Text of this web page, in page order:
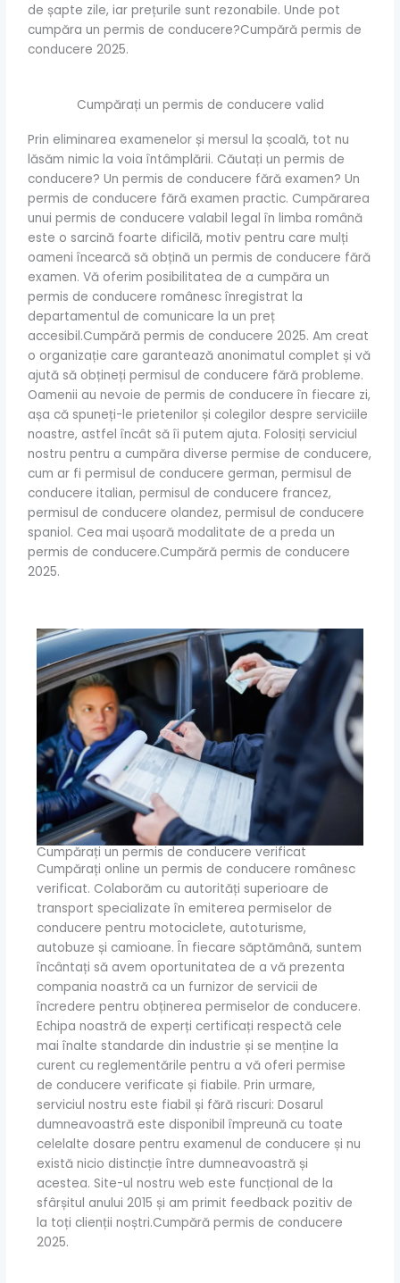
de șapte zile, iar prețurile sunt rezonabile. Unde pot
cumpăra un permis de conducere?Cumpără permis de
conducere 2025.
Cumpărați un permis de conducere valid
Prin eliminarea examenelor și mersul la școală, tot nu
lăsăm nimic la voia întâmplării. Căutați un permis de
conducere? Un permis de conducere fără examen? Un
permis de conducere fără examen practic. Cumpărarea
unui permis de conducere valabil legal în limba română
este o sarcină foarte dificilă, motiv pentru care mulți
oameni încearcă să obțină un permis de conducere fără
examen. Vă oferim posibilitatea de a cumpăra un
permis de conducere românesc înregistrat la
departamentul de comunicare la un preț
accesibil.Cumpără permis de conducere 2025. Am creat
o organizație care garantează anonimatul complet și vă
ajută să obțineți permisul de conducere fără probleme.
Oamenii au nevoie de permis de conducere în fiecare zi,
așa că spuneți-le prietenilor și colegilor despre serviciile
noastre, astfel încât să îi putem ajuta. Folosiți serviciul
nostru pentru a cumpăra diverse permise de conducere,
cum ar fi permisul de conducere german, permisul de
conducere italian, permisul de conducere francez,
permisul de conducere olandez, permisul de conducere
spaniol. Cea mai ușoară modalitate de a preda un
permis de conducere.Cumpără permis de conducere
2025.
Cumpărați un permis de conducere verificat
Cumpărați online un permis de conducere românesc
verificat. Colaborăm cu autorități superioare de
transport specializate în emiterea permiselor de
conducere pentru motociclete, autoturisme,
autobuze și camioane. În fiecare săptămână, suntem
încântați să avem oportunitatea de a vă prezenta
compania noastră ca un furnizor de servicii de
încredere pentru obținerea permiselor de conducere.
Echipa noastră de experți certificați respectă cele
mai înalte standarde din industrie și se menține la
curent cu reglementările pentru a vă oferi permise
de conducere verificate și fiabile. Prin urmare,
serviciul nostru este fiabil și fără riscuri: Dosarul
dumneavoastră este disponibil împreună cu toate
celelalte dosare pentru examenul de conducere și nu
există nicio distincție între dumneavoastră și
acestea. Site-ul nostru web este funcțional de la
sfârșitul anului 2015 și am primit feedback pozitiv de
la toți clienții noștri.Cumpără permis de conducere
2025.